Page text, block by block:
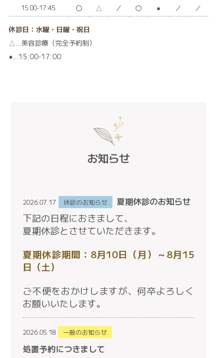
15:00-17:45 〇 △ ／ 〇 ● ／ ／
休診日：水曜・日曜・祝日
△…美容診療（完全予約制）
●…15:00-17:00
お知らせ
2026.07.17 休診のお知らせ 夏期休診のお知らせ
下記の日程におきまして、
夏期休診とさせていただきます。
夏期休診期間：8月10日（月）～8月15
日（土）
ご不便をおかけしますが、何卒よろしく
お願いいたします。
2026.05.18 一般のお知らせ
処置予約につきまして